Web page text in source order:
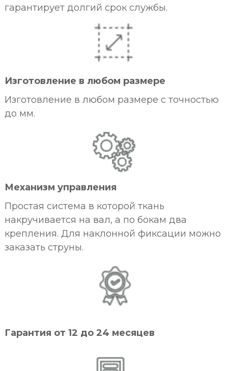
гарантирует долгий срок службы.
Изготовление в любом размере
Изготовление в любом размере с точностью
до мм.
Механизм управления
Простая система в которой ткань
накручивается на вал, а по бокам два
крепления. Для наклонной фиксации можно
заказать струны.
Гарантия от 12 до 24 месяцев